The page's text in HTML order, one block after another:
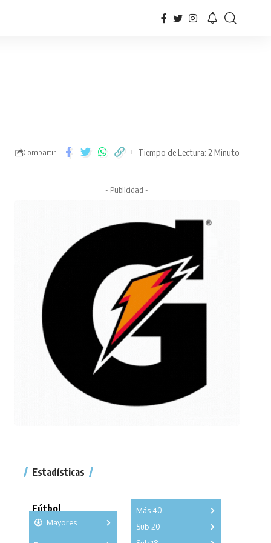
Compartir Tiempo de Lectura: 2 Minuto
- Publicidad -
Estadísticas
Fútbol
Mayores
Más 40
Sub 20